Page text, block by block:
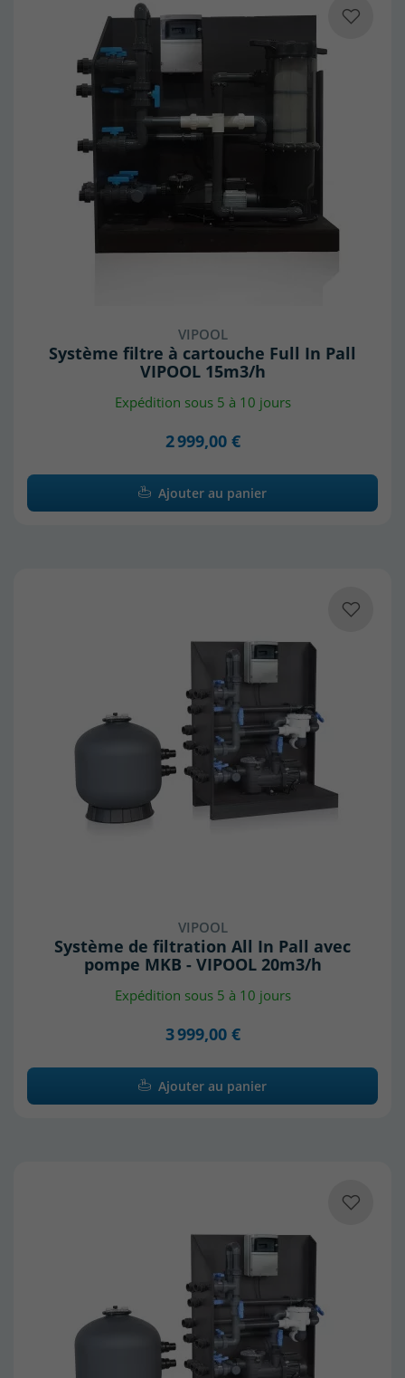
VIPOOL
Système filtre à cartouche Full In Pall
VIPOOL 15m3/h
Expédition sous 5 à 10 jours
2 999,00 €
Ajouter au panier
VIPOOL
Système de filtration All In Pall avec
pompe MKB - VIPOOL 20m3/h
Expédition sous 5 à 10 jours
3 999,00 €
Ajouter au panier